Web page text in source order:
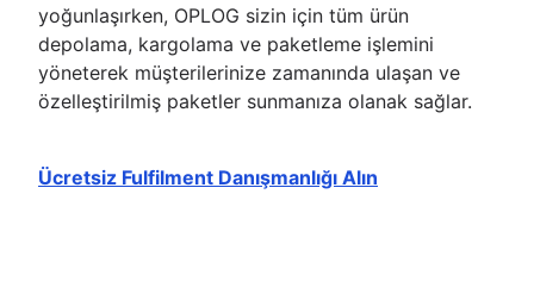
yoğunlaşırken, OPLOG sizin için tüm ürün
depolama, kargolama ve paketleme işlemini
yöneterek müşterilerinize zamanında ulaşan ve
özelleştirilmiş paketler sunmanıza olanak sağlar.
Ücretsiz Fulfilment Danışmanlığı Alın